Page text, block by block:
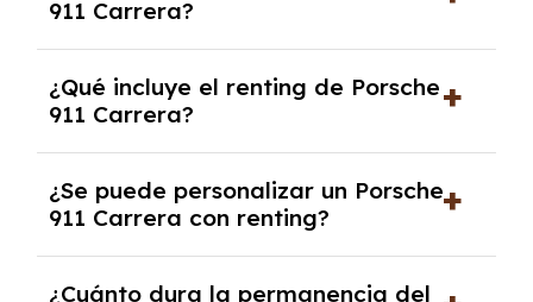
911 Carrera?
contrato de alquiler a largo plazo en el que
pagas una cuota mensual fija por el uso del
coche durante un periodo determinado,
generalmente entre 2 y 5 años.
¿Qué incluye el renting de Porsche
911 Carrera?
seguro a todo riesgo, mantenimiento,
reparaciones, impuestos, asistencia en
carretera y gestión de la documentación.
¿Se puede personalizar un Porsche
911 Carrera con renting?
¿Cuánto dura la permanencia del